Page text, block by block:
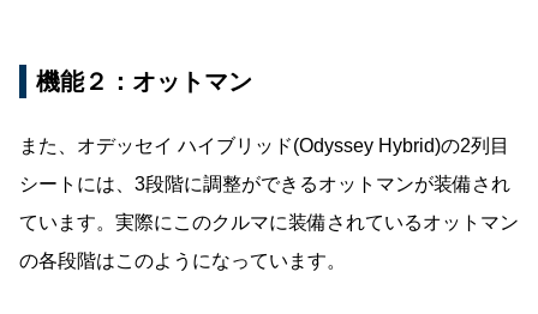
機能２：オットマン
また、オデッセイ ハイブリッド(Odyssey Hybrid)の2列目
シートには、3段階に調整ができるオットマンが装備され
ています。実際にこのクルマに装備されているオットマン
の各段階はこのようになっています。